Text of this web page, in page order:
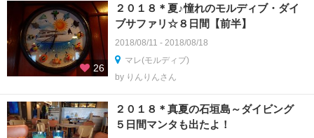
26
２０１８＊夏♪憧れのモルディブ・ダイ
ブサファリ☆８日間【前半】
2018/08/11 - 2018/08/18
マレ(モルディブ)
by りんりんさん
２０１８＊真夏の石垣島～ダイビング
５日間マンタも出たよ！